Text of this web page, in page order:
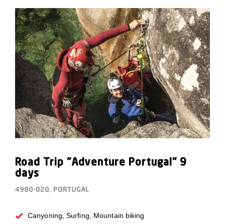
Road Trip "Adventure Portugal" 9
days
4980-020, PORTUGAL
Canyoning, Surfing, Mountain biking